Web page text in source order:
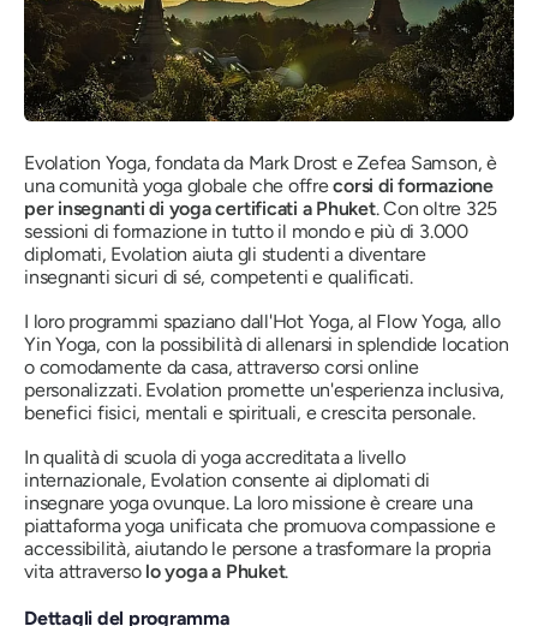
Evolation Yoga, fondata da Mark Drost e Zefea Samson, è
una comunità yoga globale che offrecorsi di formazione
per insegnanti di yoga certificati a Phuket. Con oltre 325
sessioni di formazione in tutto il mondo e più di 3.000
diplomati, Evolation aiuta gli studenti a diventare
insegnanti sicuri di sé, competenti e qualificati.
I loro programmi spaziano dall'Hot Yoga, al Flow Yoga, allo
Yin Yoga, con la possibilità di allenarsi in splendide location
o comodamente da casa, attraverso corsi online
personalizzati. Evolation promette un'esperienza inclusiva,
benefici fisici, mentali e spirituali, e crescita personale.
In qualità di scuola di yoga accreditata a livello
internazionale, Evolation consente ai diplomati di
insegnare yoga ovunque. La loro missione è creare una
piattaforma yoga unificata che promuova compassione e
accessibilità, aiutando le persone a trasformare la propria
vita attraverso lo yoga a Phuket.
Dettagli del programma